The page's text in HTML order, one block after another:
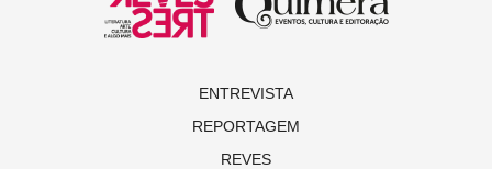
ENTREVISTA
REPORTAGEM
REVES